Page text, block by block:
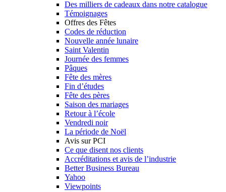
Des milliers de cadeaux dans notre catalogue
Témoignages
Offres des Fêtes
Codes de réduction
Nouvelle année lunaire
Saint Valentin
Journée des femmes
Pâques
Fête des mères
Fin d’études
Fête des pères
Saison des mariages
Retour à l’école
Vendredi noir
La période de Noël
Avis sur PCI
Ce que disent nos clients
Accréditations et avis de l’industrie
Better Business Bureau
Yahoo
Viewpoints